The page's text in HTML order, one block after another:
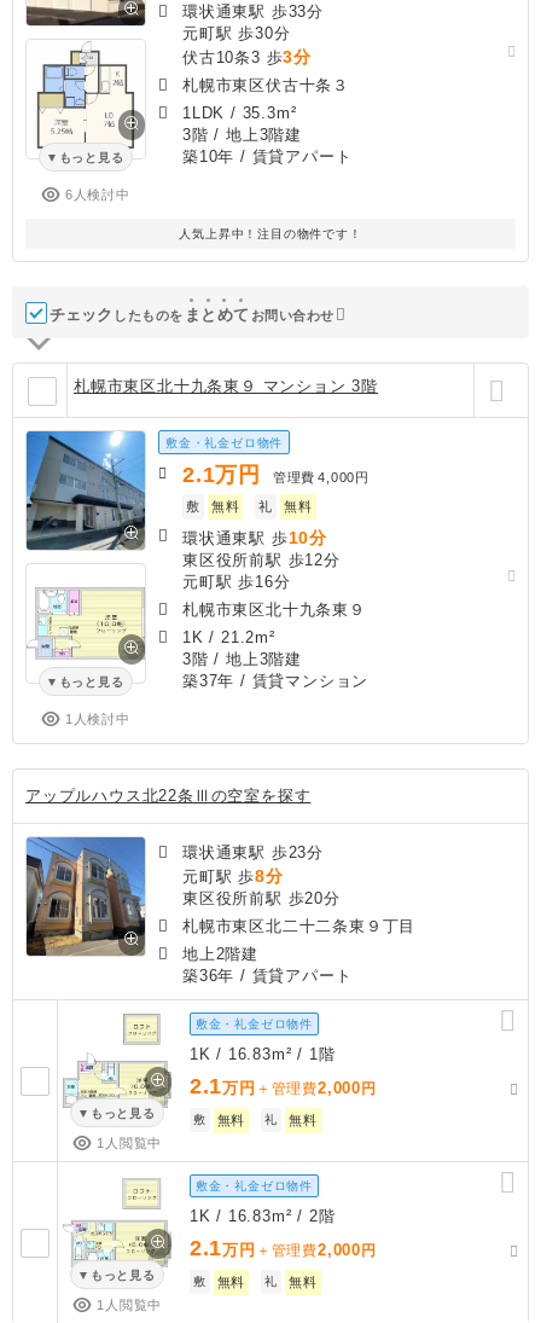
もっと見る
6人検討中
環状通東駅 歩33分
元町駅 歩30分
伏古10条3 歩3分
札幌市東区伏古十条３
1LDK / 35.3m²
3階 / 地上3階建
築10年 / 賃貸アパート
人気上昇中！注目の物件です！
チェック したものを ま と めて お問い合わせ
札幌市東区北十九条東９ マンション 3階
もっと見る
1人検討中
敷金・礼金ゼロ物件
2.1万円 管理費 4,000円
敷
無料 礼 無料
環状通東駅 歩10分
東区役所前駅 歩12分
元町駅 歩16分
札幌市東区北十九条東９
1K / 21.2m²
3階 / 地上3階建
築37年 / 賃貸マンション
アップルハウス北22条Ⅲの空室を探す
環状通東駅 歩23分
元町駅 歩8分
東区役所前駅 歩20分
札幌市東区北二十二条東９丁目
地上2階建
築36年 / 賃貸アパート
もっと見る
1人閲覧中
敷金・礼金ゼロ物件
1K / 16.83m² / 1階
2.1万円 ＋管理費2,000 円
敷 無料 礼 無料
もっと見る
1人閲覧中
敷金・礼金ゼロ物件
1K / 16.83m² / 2階
2.1万円 ＋管理費2,000 円
敷 無料 礼 無料